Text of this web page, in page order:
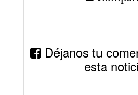
Déjanos tu
esta